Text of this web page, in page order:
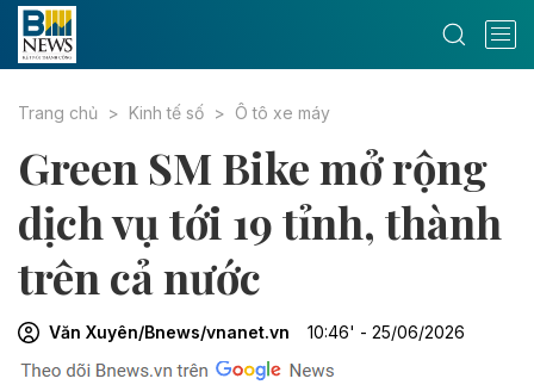
Trang chủ Kinh tế số Ô tô xe máy
Green SM Bike mở rộng
dịch vụ tới 19 tỉnh, thành
trên cả nước
Văn Xuyên/Bnews/vnanet.vn 10:46' - 25/06/2026